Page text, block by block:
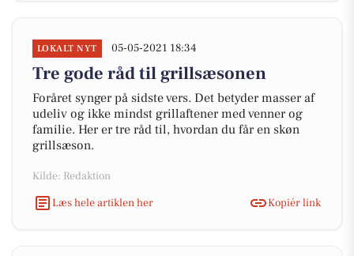
LOKALT NYT 05-05-2021 18:34
Tre gode råd til grillsæsonen
Foråret synger på sidste vers. Det betyder masser af
udeliv og ikke mindst grillaftener med venner og
familie. Her er tre råd til, hvordan du får en skøn
grillsæson.
Kilde: Redaktion
Læs hele artiklen her
Kopiér link